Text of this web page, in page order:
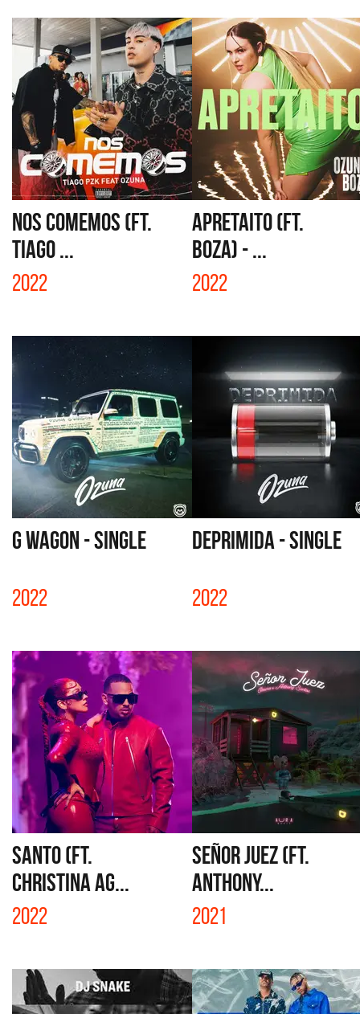
NOS COMEMOS (FT.
TIAGO ...
2022
APRETAITO (FT.
BOZA) - ...
2022
G WAGON - SINGLE
2022
DEPRIMIDA - SINGLE
2022
SANTO (FT.
CHRISTINA AG...
2022
SEÑOR JUEZ (FT.
ANTHONY...
2021